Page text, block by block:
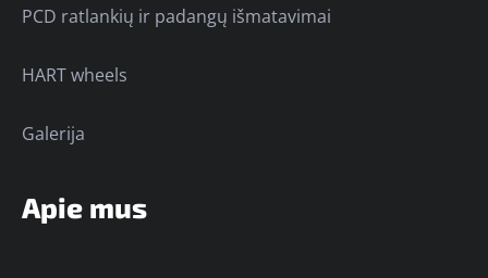
PCD ratlankių ir padangų išmatavimai
HART wheels
Galerija
Apie mus